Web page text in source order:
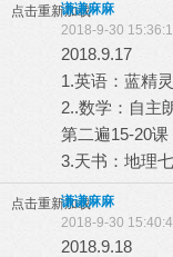
点击重新加载
谦谦麻麻
2018-9-30
2018.9.17
1.英语：蓝精
2..数学：自主
第二遍15-20课
3.天书：地理
点击重新加载
谦谦麻麻
2018-9-30
2018.9.18